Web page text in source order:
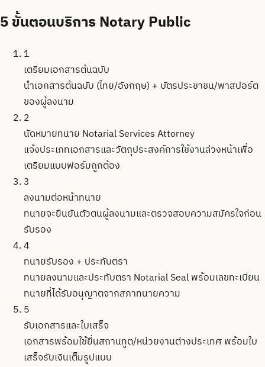
5 ขั้นตอนบริการ Notary Public
1
เตรียมเอกสารต้นฉบับ
นำเอกสารต้นฉบับ (ไทย/อังกฤษ) + บัตรประชาชน/พาสปอร์ต
ของผู้ลงนาม
2
นัดหมายทนาย Notarial Services Attorney
แจ้งประเภทเอกสารและวัตถุประสงค์การใช้งานล่วงหน้าเพื่อ
เตรียมแบบฟอร์มถูกต้อง
3
ลงนามต่อหน้าทนาย
ทนายจะยืนยันตัวตนผู้ลงนามและตรวจสอบความสมัครใจก่อน
รับรอง
4
ทนายรับรอง + ประทับตรา
ทนายลงนามและประทับตรา Notarial Seal พร้อมเลขทะเบียน
ทนายที่ได้รับอนุญาตจากสภาทนายความ
5
รับเอกสารและใบเสร็จ
เอกสารพร้อมใช้ยื่นสถานทูต/หน่วยงานต่างประเทศ พร้อมใบ
เสร็จรับเงินเต็มรูปแบบ